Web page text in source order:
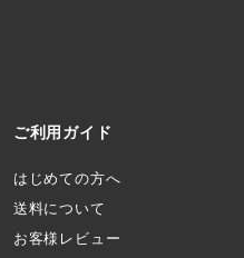
ご利用ガイド
はじめての方へ
送料について
お客様レビュー